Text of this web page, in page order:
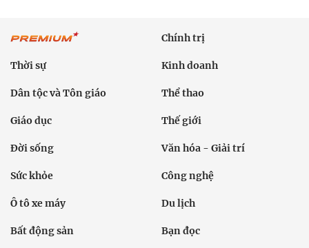
Chính trị
Thời sự Kinh doanh
Dân tộc và Tôn giáo Thể thao
Giáo dục Thế giới
Đời sống Văn hóa - Giải trí
Sức khỏe Công nghệ
Ô tô xe máy Du lịch
Bất động sản Bạn đọc